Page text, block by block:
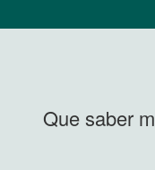
Que saber